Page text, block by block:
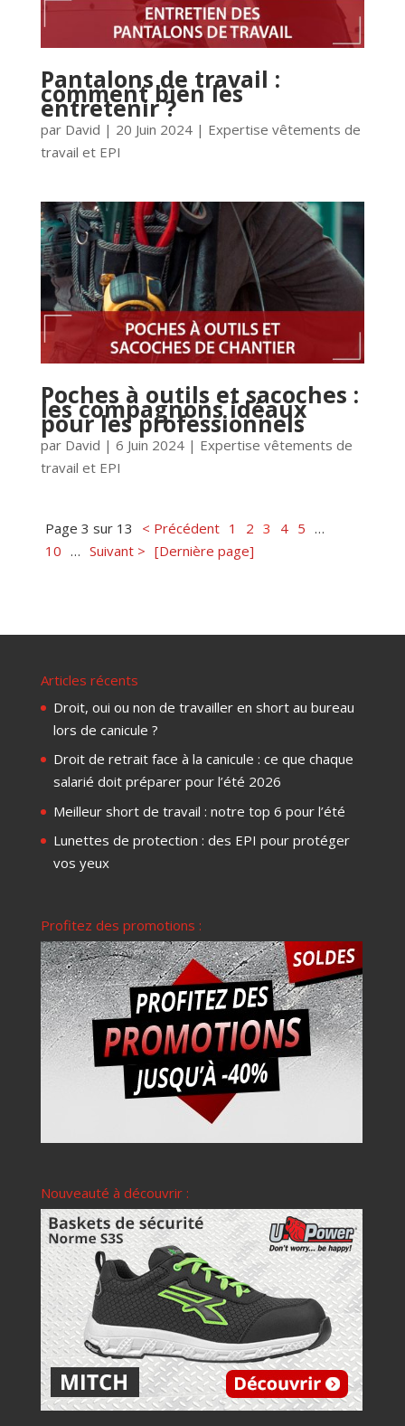
Pantalons de travail :
comment bien les
entretenir ?
par David | 20 Juin 2024| Expertise vêtements de
travail et EPI
Poches à outils et sacoches :
les compagnons idéaux
pour les professionnels
par David | 6 Juin 2024| Expertise vêtements de
travail et EPI
Page 3 sur 13 < Précédent 1 2 3 4 5 …
10 … Suivant > [Dernière page]
Articles récents
Droit, oui ou non de travailler en short au bureau
lors de canicule ?
Droit de retrait face à la canicule : ce que chaque
salarié doit préparer pour l’été 2026
Meilleur short de travail : notre top 6 pour l’été
Lunettes de protection : des EPI pour protéger
vos yeux
Profitez des promotions :
Nouveauté à découvrir :